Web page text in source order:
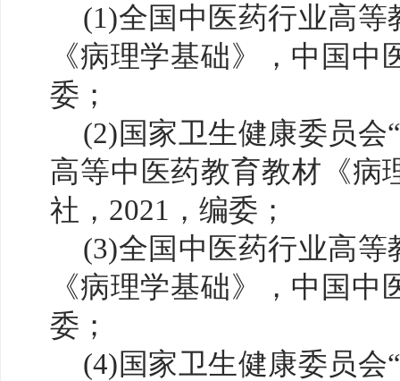
(1)全国中医药行业高等
《病理学基础》，中国中
委；
(2)国家卫生健康委员会
高等中医药教育教材《病
社，2021，编委；
(3)全国中医药行业高等
《病理学基础》，中国中
委；
(4)国家卫生健康委员会